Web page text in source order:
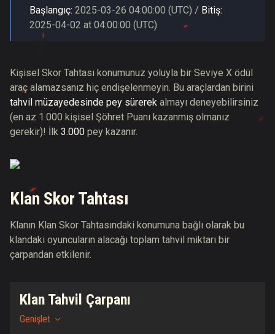
Başlangıç: 2025-03-26 04:00:00 (UTC) / Bitiş:
2025-04-02 at 04:00:00 (UTC)
Kişisel Skor Tahtası konumunuz yoluyla bir Seviye X ödül
araç alamazsanız hiç endişelenmeyin. Bu araçlardan birini
tahvil müzayedesinde pey sürerek almayı deneyebilirsiniz
(en az 1.000 kişisel Şöhret Puanı kazanmış olmanız
gerekir)! İlk 3.000 pey kazanır.
Klan Skor Tahtası
Klanın Klan Skor Tahtasındaki konumuna bağlı olarak bu
klandaki oyuncuların alacağı toplam tahvil miktarı bir
çarpandan etkilenir.
Klan Tahvil Çarpanı
Genişlet